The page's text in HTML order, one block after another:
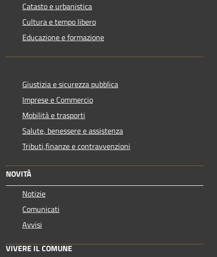
Catasto e urbanistica
Cultura e tempo libero
Educazione e formazione
Giustizia e sicurezza pubblica
Imprese e Commercio
Mobilità e trasporti
Salute, benessere e assistenza
Tributi,finanze e contravvenzioni
NOVITÀ
Notizie
Comunicati
Avvisi
VIVERE IL COMUNE